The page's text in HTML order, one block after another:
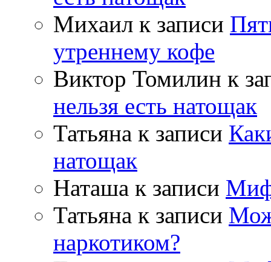
Михаил к записи
утреннему кофе
Виктор Томилин к
нельзя есть натощак
Татьяна к записи
натощак
Наташа к записи
Татьяна к записи
наркотиком?